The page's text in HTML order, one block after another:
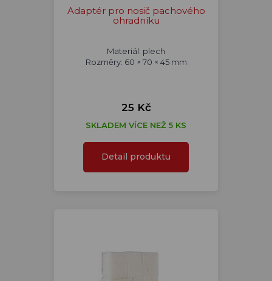
Adaptér pro nosič pachového
ohradníku
Materiál: plech
Rozměry: 60 × 70 × 45 mm
25 Kč
SKLADEM VÍCE NEŽ 5 KS
Detail produktu